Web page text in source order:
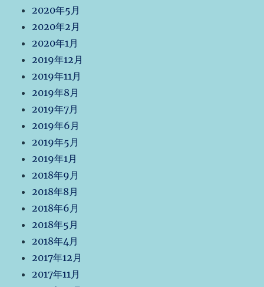
2020年5月
2020年2月
2020年1月
2019年12月
2019年11月
2019年8月
2019年7月
2019年6月
2019年5月
2019年1月
2018年9月
2018年8月
2018年6月
2018年5月
2018年4月
2017年12月
2017年11月